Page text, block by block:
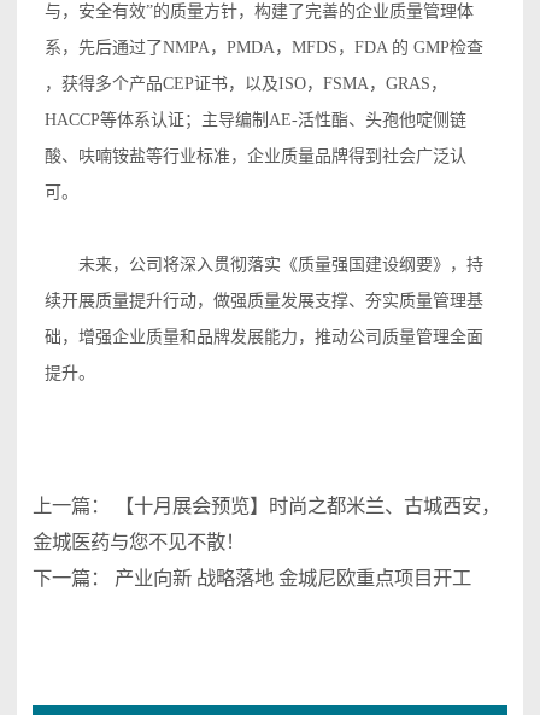
与，安全有效”的质量方针，构建了完善的企业质量管理体
系，先后通过了NMPA，PMDA，MFDS，FDA 的 GMP检查
，获得多个产品CEP证书，以及ISO，FSMA，GRAS，
HACCP等体系认证；主导编制AE-活性酯、头孢他啶侧链
酸、呋喃铵盐等行业标准，企业质量品牌得到社会广泛认
可。
未来，公司将深入贯彻落实《质量强国建设纲要》，持
续开展质量提升行动，做强质量发展支撑、夯实质量管理基
础，增强企业质量和品牌发展能力，推动公司质量管理全面
提升。
上一篇：
【十月展会预览】时尚之都米兰、古城西安，
金城医药与您不见不散！
下一篇： 产业向新 战略落地 金城尼欧重点项目开工